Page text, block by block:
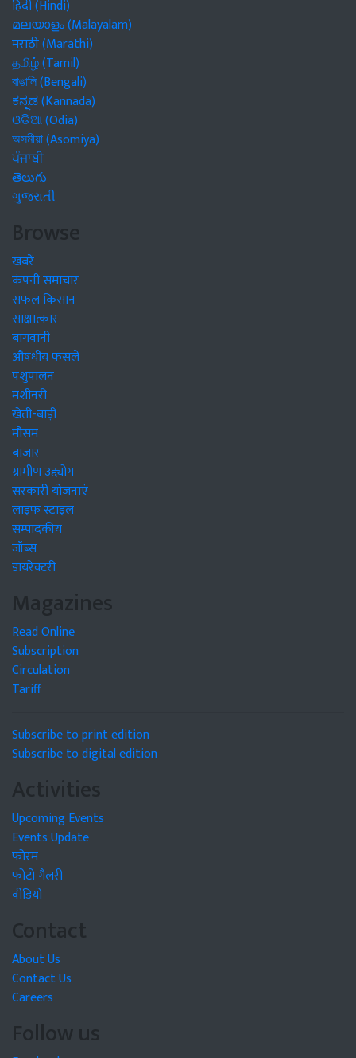
हिंदी (Hindi)
മലയാളം (Malayalam)
मराठी (Marathi)
தமிழ் (Tamil)
বাঙালি (Bengali)
ಕನ್ನಡ (Kannada)
ଓଡିଆ (Odia)
অসমীয়া (Asomiya)
ਪੰਜਾਬੀ
తెలుగు
ગુજરાતી
Browse
खबरें
कंपनी समाचार
सफल किसान
साक्षात्कार
बागवानी
औषधीय फसलें
पशुपालन
मशीनरी
खेती-बाड़ी
मौसम
बाजार
ग्रामीण उद्द्योग
सरकारी योजनाएं
लाइफ स्टाइल
सम्पादकीय
जॉब्स
डायरेक्टरी
Magazines
Read Online
Subscription
Circulation
Tariff
Subscribe to print edition
Subscribe to digital edition
Activities
Upcoming Events
Events Update
फोरम
फोटो गैलरी
वीडियो
Contact
About Us
Contact Us
Careers
Follow us